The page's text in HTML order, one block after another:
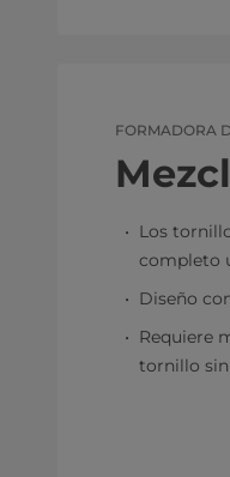
FORMADORA
Los
completo
Diseño
Requiere
tornillo